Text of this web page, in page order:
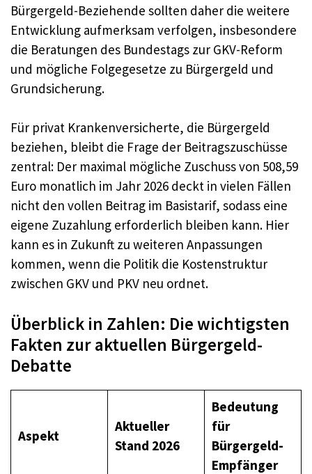
Bürgergeld-Beziehende sollten daher die weitere
Entwicklung aufmerksam verfolgen, insbesondere
die Beratungen des Bundestags zur GKV-Reform
und mögliche Folgegesetze zu Bürgergeld und
Grundsicherung.
Für privat Krankenversicherte, die Bürgergeld
beziehen, bleibt die Frage der Beitragszuschüsse
zentral: Der maximal mögliche Zuschuss von 508,59
Euro monatlich im Jahr 2026 deckt in vielen Fällen
nicht den vollen Beitrag im Basistarif, sodass eine
eigene Zuzahlung erforderlich bleiben kann. Hier
kann es in Zukunft zu weiteren Anpassungen
kommen, wenn die Politik die Kostenstruktur
zwischen GKV und PKV neu ordnet.
Überblick in Zahlen: Die wichtigsten
Fakten zur aktuellen Bürgergeld-
Debatte
Aspekt
Aktueller
Stand 2026
Bedeutung
für
Bürgergeld-
Empfänger